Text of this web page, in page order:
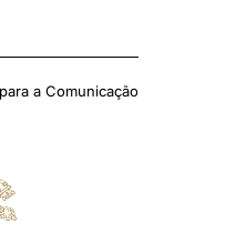
a Comunicação